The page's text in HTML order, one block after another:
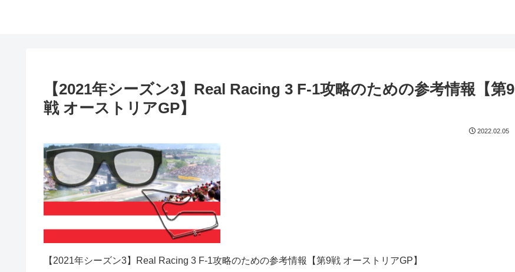
【2021年シーズン3】Real Racing 3 F-1攻略のための参考情報【第9
戦 オーストリアGP】
2022.02.05
【2021年シーズン3】Real Racing 3 F-1攻略のための参考情報【第9戦 オーストリアGP】